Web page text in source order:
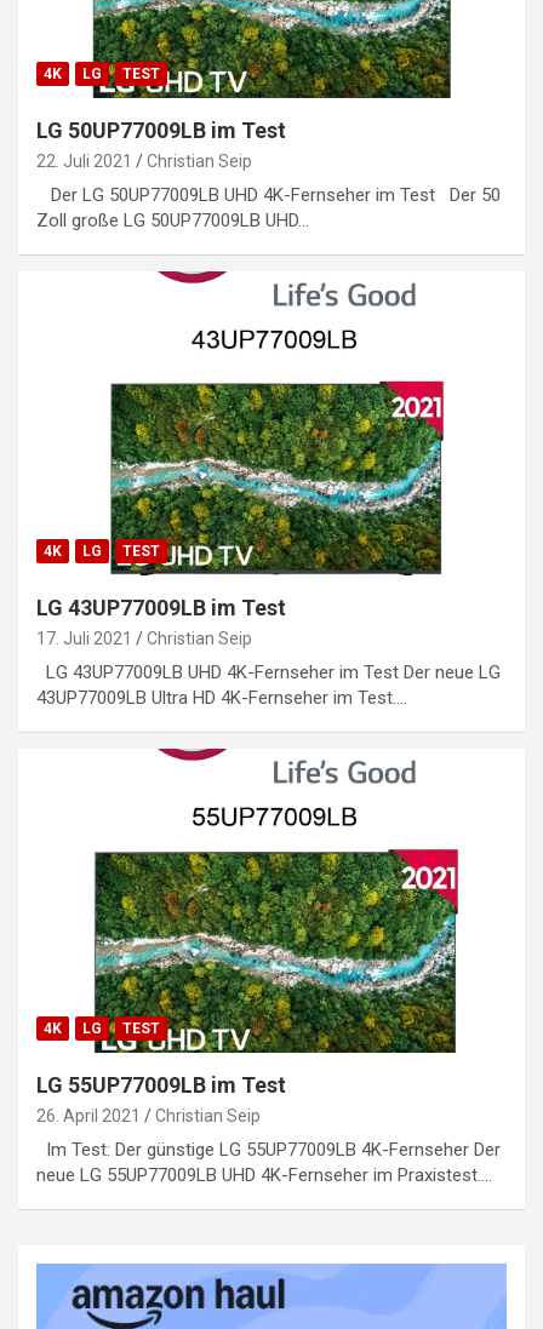
4K LG TEST
LG 50UP77009LB im Test
22. Juli 2021 Christian Seip
Der LG 50UP77009LB UHD 4K-Fernseher im Test Der 50
Zoll große LG 50UP77009LB UHD…
4K LG TEST
LG 43UP77009LB im Test
17. Juli 2021 Christian Seip
LG 43UP77009LB UHD 4K-Fernseher im Test Der neue LG
43UP77009LB Ultra HD 4K-Fernseher im Test.…
4K LG TEST
LG 55UP77009LB im Test
26. April 2021 Christian Seip
Im Test: Der günstige LG 55UP77009LB 4K-Fernseher Der
neue LG 55UP77009LB UHD 4K-Fernseher im Praxistest.…